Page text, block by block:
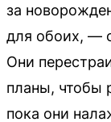
за
для обоих, —
Они
планы, чтобы
пока они